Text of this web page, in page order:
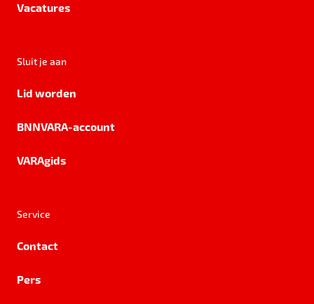
Vacatures
Sluit je aan
Lid worden
BNNVARA-account
VARAgids
Service
Contact
Pers